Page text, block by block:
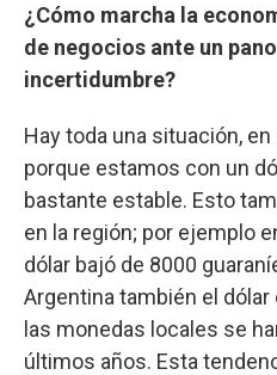
¿Cómo marcha la
de negocios ante un
incertidumbre?
Hay toda una situación,
porque estamos con un
bastante estable. Esto
en la región; por ejemplo
dólar bajó de 8000
Argentina también el dólar
las monedas locales se
últimos años. Esta